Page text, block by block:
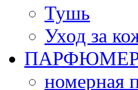
Тушь
Уход за
номерная